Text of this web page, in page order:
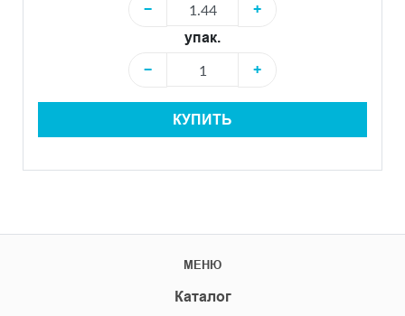
−
+
упак.
−
+
КУПИТЬ
МЕНЮ
Каталог